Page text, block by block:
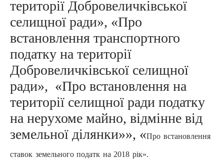
території Добровеличківської
селищної ради», «Про
встановлення транспортного
податку на території
Добровеличківської селищної
ради», «Про встановлення на
території селищної ради податку
на нерухоме майно, відмінне від
земельної ділянки»», «Про встановлення
ставок земельного податк на 2018 рік».